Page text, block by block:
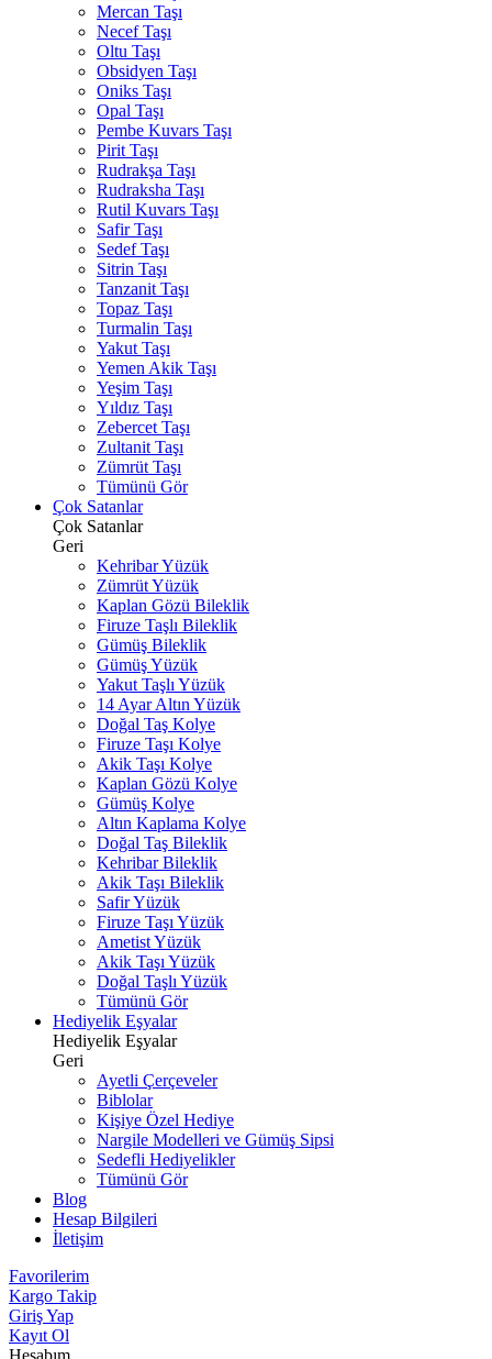
Mercan Taşı
Necef Taşı
Oltu Taşı
Obsidyen Taşı
Oniks Taşı
Opal Taşı
Pembe Kuvars Taşı
Pirit Taşı
Rudrakşa Taşı
Rudraksha Taşı
Rutil Kuvars Taşı
Safir Taşı
Sedef Taşı
Sitrin Taşı
Tanzanit Taşı
Topaz Taşı
Turmalin Taşı
Yakut Taşı
Yemen Akik Taşı
Yeşim Taşı
Yıldız Taşı
Zebercet Taşı
Zultanit Taşı
Zümrüt Taşı
Tümünü Gör
Çok Satanlar
Çok Satanlar
Geri
Kehribar Yüzük
Zümrüt Yüzük
Kaplan Gözü Bileklik
Firuze Taşlı Bileklik
Gümüş Bileklik
Gümüş Yüzük
Yakut Taşlı Yüzük
14 Ayar Altın Yüzük
Doğal Taş Kolye
Firuze Taşı Kolye
Akik Taşı Kolye
Kaplan Gözü Kolye
Gümüş Kolye
Altın Kaplama Kolye
Doğal Taş Bileklik
Kehribar Bileklik
Akik Taşı Bileklik
Safir Yüzük
Firuze Taşı Yüzük
Ametist Yüzük
Akik Taşı Yüzük
Doğal Taşlı Yüzük
Tümünü Gör
Hediyelik Eşyalar
Hediyelik Eşyalar
Geri
Ayetli Çerçeveler
Biblolar
Kişiye Özel Hediye
Nargile Modelleri ve Gümüş Sipsi
Sedefli Hediyelikler
Tümünü Gör
Blog
Hesap Bilgileri
İletişim
Favorilerim
Kargo Takip
Giriş Yap
Kayıt Ol
Hesabım